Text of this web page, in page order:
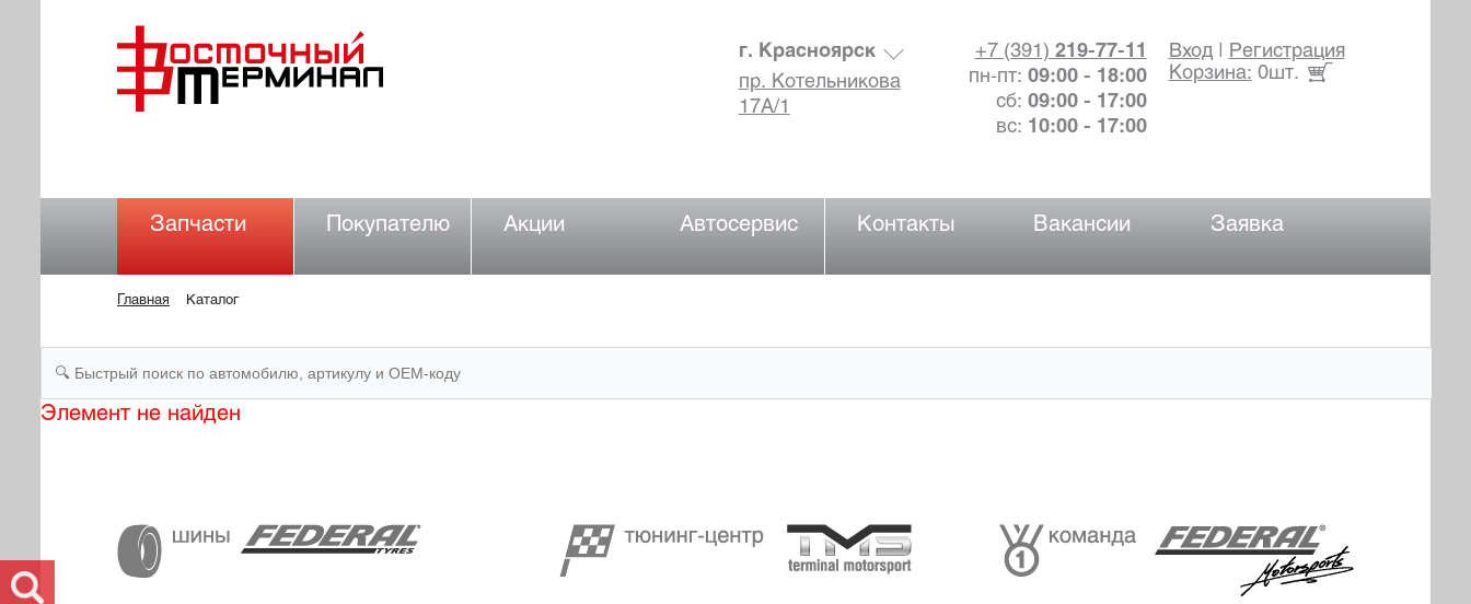
Вход|
Регистрация
Корзина: 0шт.
+7 (391) 219-77-11
пн-пт: 09:00 - 18:00
сб: 09:00 - 17:00
вс: 10:00 - 17:00
г. Красноярск
пр. Котельникова
17А/1
Запчасти Покупателю Акции Автосервис Контакты Вакансии Заявка
Главная Каталог
Элемент не найден